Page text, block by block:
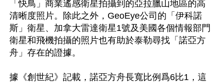
「快鳥」商業遙感衛星拍攝到的亞拉臘山地區的高
清晰度照片。除此之外，GeoEye公司的「伊科諾
斯」衛星、加拿大雷達衛星1號及美國各個情報部門
衛星和飛機拍攝的照片也有助於泰勒尋找「諾亞方
舟」存在的證據。
據《創世紀》記載，諾亞方舟長寬比例爲6比1，這